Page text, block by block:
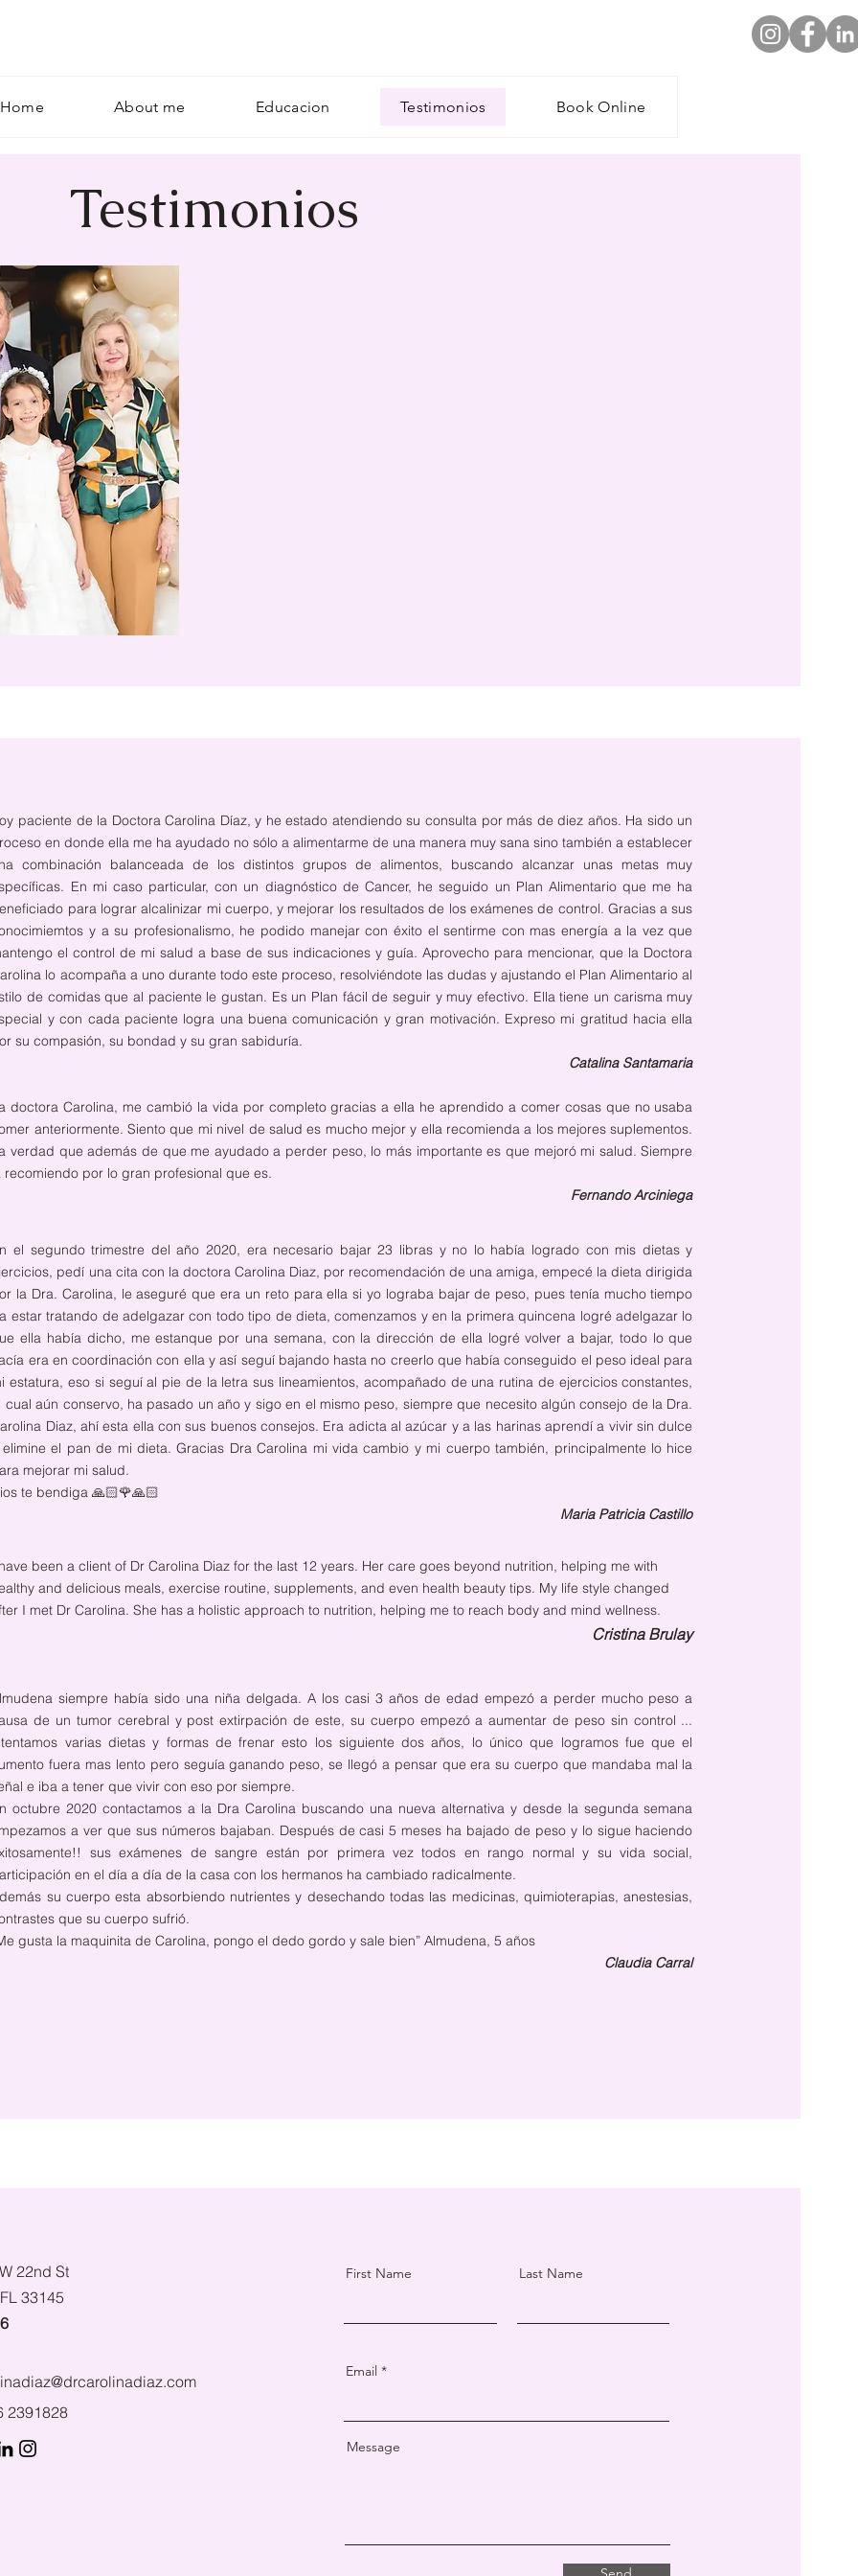
Home About me Educacion Testimonios Book Online
Testimonios
paciente de la Doctora Carolina Díaz, y he estado atendiendo su consulta por más de diez años. Ha sido un
en donde ella me ha ayudado no sólo a alimentarme de una manera muy sana sino también a establecer
combinación balanceada de los distintos grupos de alimentos, buscando alcanzar unas metas muy
En mi caso particular, con un diagnóstico de Cancer, he seguido un Plan Alimentario que me ha
para lograr alcalinizar mi cuerpo, y mejorar los resultados de los exámenes de control. Gracias a sus
y a su profesionalismo, he podido manejar con éxito el sentirme con mas energía a la vez que
el control de mi salud a base de sus indicaciones y guía. Aprovecho para mencionar, que la Doctora
lo acompaña a uno durante todo este proceso, resolviéndote las dudas y ajustando el Plan Alimentario al
de comidas que al paciente le gustan. Es un Plan fácil de seguir y muy efectivo. Ella tiene un carisma muy
y con cada paciente logra una buena comunicación y gran motivación. Expreso mi gratitud hacia ella
su compasión, su bondad y su gran sabiduría.
Catalina Santamaria
doctora Carolina, me cambió la vida por completo gracias a ella he aprendido a comer cosas que no usaba
anteriormente. Siento que mi nivel de salud es mucho mejor y ella recomienda a los mejores suplementos.
verdad que además de que me ayudado a perder peso, lo más importante es que mejoró mi salud. Siempre
recomiendo por lo gran profesional que es.
Fernando Arciniega
el segundo trimestre del año 2020, era necesario bajar 23 libras y no lo había logrado con mis dietas y
pedí una cita con la doctora Carolina Diaz, por recomendación de una amiga, empecé la dieta dirigida
la Dra. Carolina, le aseguré que era un reto para ella si yo lograba bajar de peso, pues tenía mucho tiempo
estar tratando de adelgazar con todo tipo de dieta, comenzamos y en la primera quincena logré adelgazar lo
ella había dicho, me estanque por una semana, con la dirección de ella logré volver a bajar, todo lo que
era en coordinación con ella y así seguí bajando hasta no creerlo que había conseguido el peso ideal para
estatura, eso si seguí al pie de la letra sus lineamientos, acompañado de una rutina de ejercicios constantes,
cual aún conservo, ha pasado un año y sigo en el mismo peso, siempre que necesito algún consejo de la Dra.
Diaz, ahí esta ella con sus buenos consejos. Era adicta al azúcar y a las harinas aprendí a vivir sin dulce
el pan de mi dieta. Gracias Dra Carolina mi vida cambio y mi cuerpo también, principalmente lo hice
mejorar mi salud.
te bendiga 🙏🏻🌹🙏🏻
Maria Patricia Castillo
been a client of Dr Carolina Diaz for the last 12 years. Her care goes beyond nutrition, helping me with
and delicious meals, exercise routine, supplements, and even health beauty tips. My life style changed
I met Dr Carolina. She has a holistic approach to nutrition, helping me to reach body and mind wellness.
Cristina Brulay
siempre había sido una niña delgada. A los casi 3 años de edad empezó a perder mucho peso a
de un tumor cerebral y post extirpación de este, su cuerpo empezó a aumentar de peso sin control ...
varias dietas y formas de frenar esto los siguiente dos años, lo único que logramos fue que el
fuera mas lento pero seguía ganando peso, se llegó a pensar que era su cuerpo que mandaba mal la
e iba a tener que vivir con eso por siempre.
octubre 2020 contactamos a la Dra Carolina buscando una nueva alternativa y desde la segunda semana
a ver que sus números bajaban. Después de casi 5 meses ha bajado de peso y lo sigue haciendo
sus exámenes de sangre están por primera vez todos en rango normal y su vida social,
en el día a día de la casa con los hermanos ha cambiado radicalmente.
su cuerpo esta absorbiendo nutrientes y desechando todas las medicinas, quimioterapias, anestesias,
que su cuerpo sufrió.
gusta la maquinita de Carolina, pongo el dedo gordo y sale bien” Almudena, 5 años
Claudia Carral
22nd St
33145
2391828
First Name Last Name
Email
Message